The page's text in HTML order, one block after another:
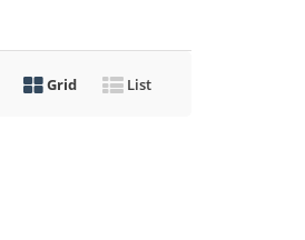
Grid List